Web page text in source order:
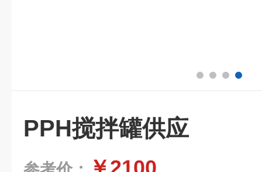
PPH搅拌罐供应